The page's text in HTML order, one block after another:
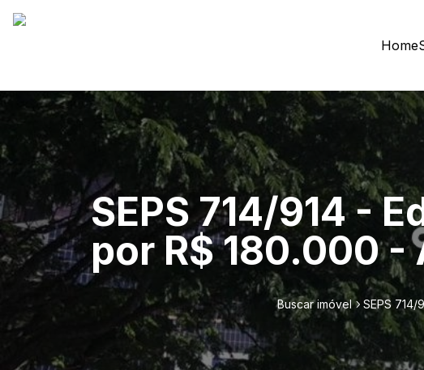
Home
SEPS 714/914 -
por R$ 180.000 -
Buscar imóvel SEPS 714/